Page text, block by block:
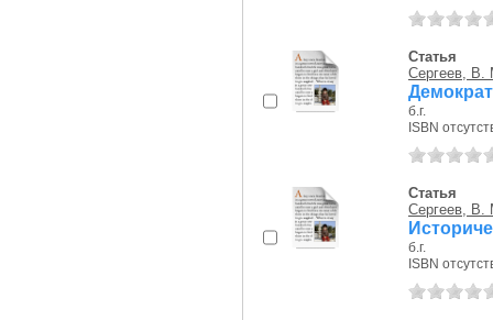
Статья
Сергеев, В.
б.г.
ISBN
Статья
Сергеев, В.
б.г.
ISBN